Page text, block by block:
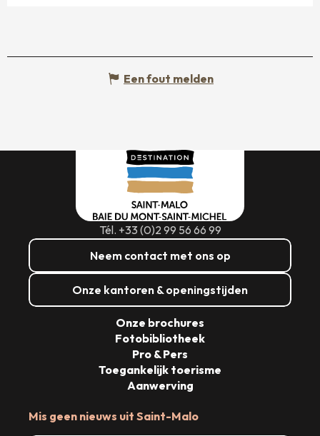
Een fout melden
Tél. +33 (0)2 99 56 66 99
Neem contact met ons op
Onze kantoren & openingstijden
Mis geen nieuws uit Saint-Malo
Onze brochures
Fotobibliotheek
Pro & Pers
Toegankelijk toerisme
Aanwerving